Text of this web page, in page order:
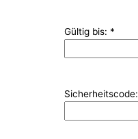
Gültig bis: *
Sicherheitscode: